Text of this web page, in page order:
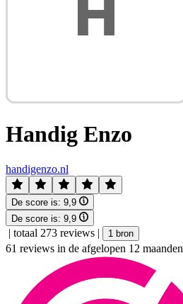
Handig Enzo
handigenzo.nl
De score is: 9,9
De score is: 9,9
| totaal 273 reviews | 1 bron
61 reviews in de afgelopen 12 maanden